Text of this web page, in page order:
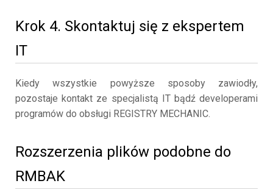
Krok 4. Skontaktuj się z ekspertem
IT
Kiedy wszystkie powyższe sposoby zawiodły,
pozostaje kontakt ze specjalistą IT bądź developerami
programów do obsługi REGISTRY MECHANIC.
Rozszerzenia plików podobne do
RMBAK